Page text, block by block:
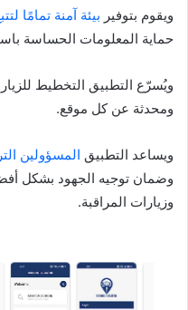
ويقوم بتوفير بيئة آمنة تمامًا
حماية المعلومات الحساسة
ويُسرّع التطبيق التخطيط
ومحدثة عن كل موقع.
ويساعد التطبيق المسؤولين
وضمان توجيه الجهود بشكل
وزيارات المراقبة.